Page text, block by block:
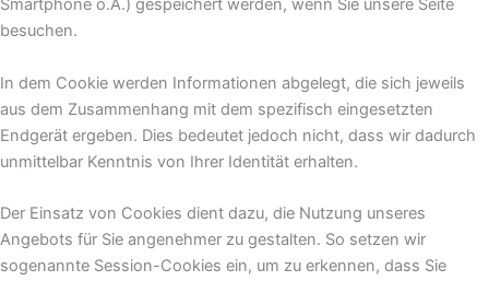
Smartphone o.Ä.) gespeichert werden, wenn Sie unsere Seite
besuchen.
In dem Cookie werden Informationen abgelegt, die sich jeweils
aus dem Zusammenhang mit dem spezifisch eingesetzten
Endgerät ergeben. Dies bedeutet jedoch nicht, dass wir dadurch
unmittelbar Kenntnis von Ihrer Identität erhalten.
Der Einsatz von Cookies dient dazu, die Nutzung unseres
Angebots für Sie angenehmer zu gestalten. So setzen wir
sogenannte Session-Cookies ein, um zu erkennen, dass Sie